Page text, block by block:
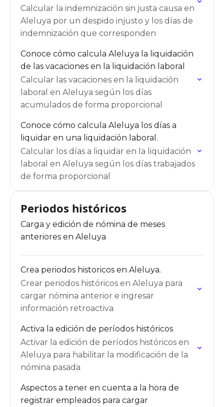
Calcular la indemnización sin justa causa en
Aleluya por un despido injusto y los días de
indemnización que corresponden
Conoce cómo calcula Aleluya la liquidación
de las vacaciones en la liquidación laboral
Calcular las vacaciones en la liquidación
laboral en Aleluya según los días
acumulados de forma proporcional
Conoce cómo calcula Aleluya los días a
liquidar en una liquidación laboral.
Calcular los días a liquidar en la liquidación
laboral en Aleluya según los días trabajados
de forma proporcional
Periodos históricos
Carga y edición de nómina de meses
anteriores en Aleluya
Crea periodos historicos en Aleluya.
Crear periodos históricos en Aleluya para
cargar nómina anterior e ingresar
información retroactiva
Activa la edición de períodos históricos
Activar la edición de períodos históricos en
Aleluya para habilitar la modificación de la
nómina pasada
Aspectos a tener en cuenta a la hora de
registrar empleados para cargar